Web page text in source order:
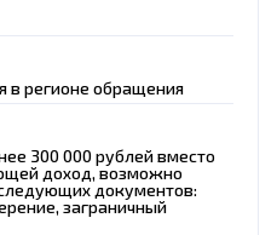
в регионе обращения
300 000 рублей вместо
доход, возможно
документов:
заграничный